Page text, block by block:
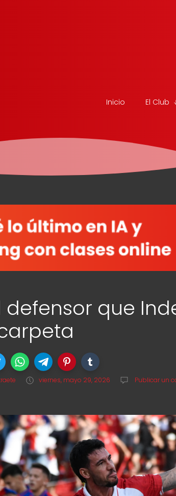
Inicio El Club
defensor que
viernes, mayo 29, 2026 Publicar un